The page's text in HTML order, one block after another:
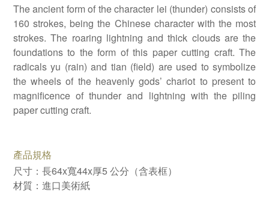
The ancient form of the character lei (thunder) consists of
160 strokes, being the Chinese character with the most
strokes. The roaring lightning and thick clouds are the
foundations to the form of this paper cutting craft. The
radicals yu (rain) and tian (field) are used to symbolize
the wheels of the heavenly gods’ chariot to present to
magnificence of thunder and lightning with the piling
paper cutting craft.
產品規格
尺寸：長64x寬44x厚5 公分（含表框）
材質：進口美術紙